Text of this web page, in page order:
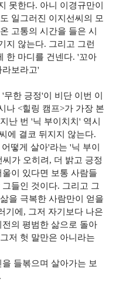
못한다. 아니 이경규만이
일그러진 이지선씨의 모
고통의 시간을 들은 시
지 않는다. 그리고 그런
한 마디를 건넨다. '꼬아
보라고'
한 긍정'이 비단 이번 이
나 <힐링 캠프>가 가장 본
난 번 '닉 부이치치' 역시
에 결코 뒤지지 않는다.
떻게 살아'라는 '닉 부이
가 오히려, 더 밝고 긍정
이 있다면 보통 사람들
들인 것이다. 그리고 그
을 극복한 사람만이 얻을
기에, 그저 자기보다 나은
의 평범한 삶으로 돌아
저 헛 말만은 아니라는
들볶으며 살아가는 보